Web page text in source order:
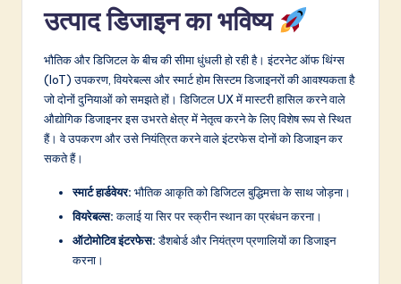
उत्पाद डिजाइन का भविष्य
भौतिक और डिजिटल के बीच की सीमा धुंधली हो रही है। इंटरनेट ऑफ थिंग्स
(IoT) उपकरण, वियरेबल्स और स्मार्ट होम सिस्टम डिजाइनरों की आवश्यकता है
जो दोनों दुनियाओं को समझते हों। डिजिटल UX में मास्टरी हासिल करने वाले
औद्योगिक डिजाइनर इस उभरते क्षेत्र में नेतृत्व करने के लिए विशेष रूप से स्थित
हैं। वे उपकरण और उसे नियंत्रित करने वाले इंटरफेस दोनों को डिजाइन कर
सकते हैं।
स्मार्ट हार्डवेयर: भौतिक आकृति को डिजिटल बुद्धिमत्ता के साथ जोड़ना।
वियरेबल्स:कलाई या सिर पर स्क्रीन स्थान का प्रबंधन करना।
ऑटोमोटिव इंटरफेस:डैशबोर्ड और नियंत्रण प्रणालियों का डिजाइन
करना।